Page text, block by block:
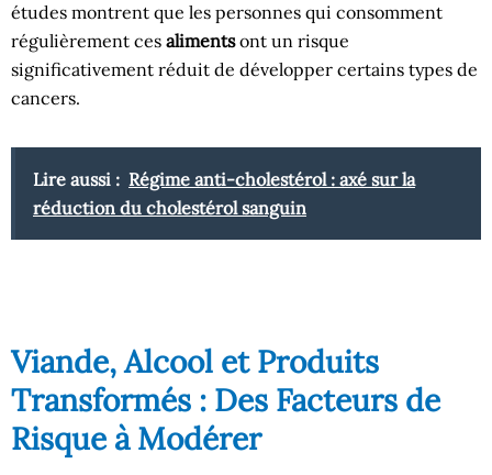
études montrent que les personnes qui consomment
régulièrement ces alimentsont un risque
significativement réduit de développer certains types de
cancers.
Lire aussi : Régime anti-cholestérol : axé sur la
réduction du cholestérol sanguin
Viande, Alcool et Produits
Transformés : Des Facteurs de
Risque à Modérer